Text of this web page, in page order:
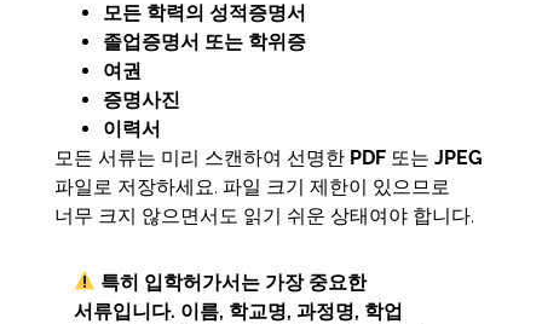
모든 학력의 성적증명서
졸업증명서 또는 학위증
여권
증명사진
이력서
모든 서류는 미리 스캔하여 선명한 PDF 또는 JPEG
파일로 저장하세요. 파일 크기 제한이 있으므로
너무 크지 않으면서도 읽기 쉬운 상태여야 합니다.
특히 입학허가서는 가장 중요한
서류입니다. 이름, 학교명, 과정명, 학업